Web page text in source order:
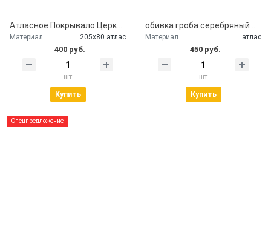
Материал 205х80 атлас
400 руб.
шт
Купить
Материал атлас
450 руб.
шт
Купить
Спецпредложение